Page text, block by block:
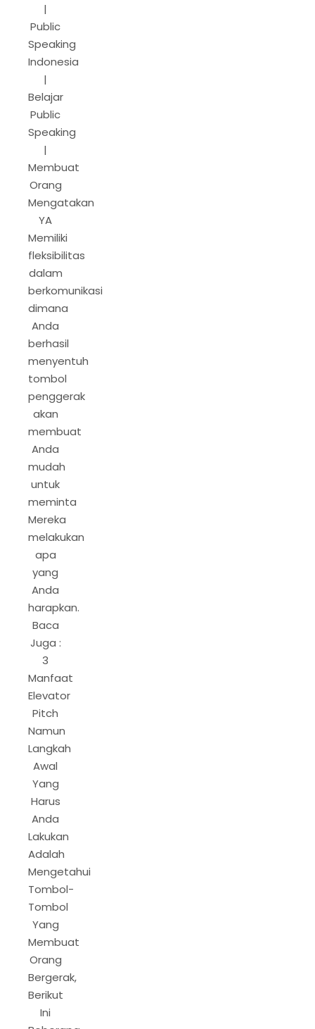
|
Public
Speaking
Indonesia
|
Belajar
Public
Speaking
|
Membuat
Orang
Mengatakan
YA
Memiliki
fleksibilitas
dalam
berkomunikasi
dimana
Anda
berhasil
menyentuh
tombol
penggerak
akan
membuat
Anda
mudah
untuk
meminta
Mereka
melakukan
apa
yang
Anda
harapkan.
Baca
Juga :
3
Manfaat
Elevator
Pitch
Namun
Langkah
Awal
Yang
Harus
Anda
Lakukan
Adalah
Mengetahui
Tombol-
Tombol
Yang
Membuat
Orang
Bergerak,
Berikut
Ini